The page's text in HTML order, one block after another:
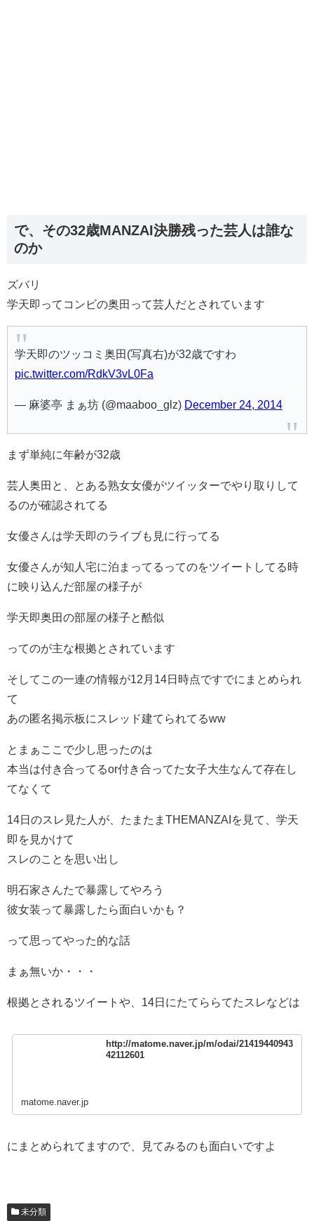
で、その32歳MANZAI決勝残った芸人は誰な
のか
ズバリ
学天即ってコンビの奥田って芸人だとされています
学天即のツッコミ奥田(写真右)が32歳ですわ
pic.twitter.com/RdkV3vL0Fa
— 麻婆亭 まぁ坊 (@maaboo_glz) December 24, 2014
まず単純に年齢が32歳
芸人奥田と、とある熟女女優がツイッターでやり取りして
るのが確認されてる
女優さんは学天即のライブも見に行ってる
女優さんが知人宅に泊まってるってのをツイートしてる時
に映り込んだ部屋の様子が
学天即奥田の部屋の様子と酷似
ってのが主な根拠とされています
そしてこの一連の情報が12月14日時点ですでにまとめられ
て
あの匿名掲示板にスレッド建てられてるww
とまぁここで少し思ったのは
本当は付き合ってるor付き合ってた女子大生なんて存在し
てなくて
14日のスレ見た人が、たまたまTHEMANZAIを見て、学天
即を見かけて
スレのことを思い出し
明石家さんたで暴露してやろう
彼女装って暴露したら面白いかも？
って思ってやった的な話
まぁ無いか・・・
根拠とされるツイートや、14日にたてららてたスレなどは
http://matome.naver.jp/m/odai/21419440943
42112601
matome.naver.jp
にまとめられてますので、見てみるのも面白いですよ
未分類